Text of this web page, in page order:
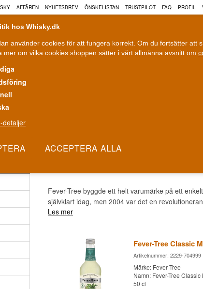
hos Whisky.dk
använder cookies för att fungera korrekt. Om du fortsätter att
mer om vilka cookies shoppen sätter i vårt allmänna avsnitt om
detaljer
AFFÄREN NYHETSBREV ÖNSKELISTAN TRUSTPILOT FAQ PROFIL
ROM
Fever-Tree byggde ett helt varumärke på ett
självklart idag, men 2004 var det en
Les mer
Fever-Tree Classic
Artikelnummer: 2229-704999
Märke: Fever Tree
Namn: Fever-Tree
50 cl